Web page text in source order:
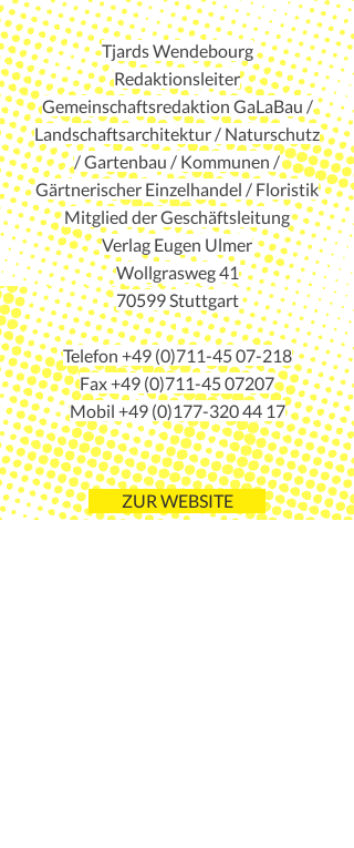
Tjards Wendebourg
Redaktionsleiter
Gemeinschaftsredaktion GaLaBau /
Landschaftsarchitektur / Naturschutz
/Gartenbau / Kommunen /
Gärtnerischer Einzelhandel / Floristik
Mitglied der Geschäftsleitung
Verlag Eugen Ulmer
Wollgrasweg 41
70599 Stuttgart
Telefon +49 (0)711-45 07-218
Fax +49 (0)711-45 07207
Mobil +49 (0)177-320 44 17
ZUR WEBSITE